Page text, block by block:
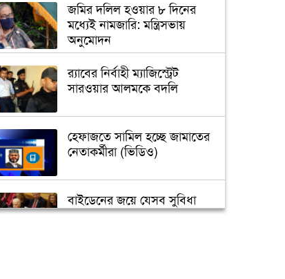
জমির দলিল হওয়ার ৮ দিনের
মধ্যেই নামজারি: মন্ত্রিসভায়
অনুমোদন
র‌্যাবের নির্বাহী ম্যাজিস্ট্রেট
সারওয়ার আলমকে বদলি
হেফাজতে সামিল হচ্ছে জামাতের
নেতাকর্মীরা (ভিডিও)
বাইডেনের জয়ে যেসব সুবিধা
পাবে বাংলাদেশ